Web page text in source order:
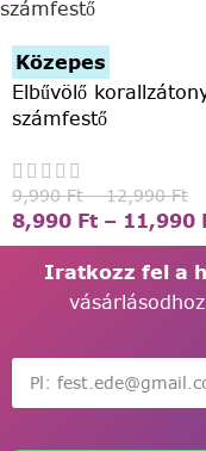
Közepes
Elbűvölő
számfestő
9,990Ft – 12,990Ft
8,990 Ft – 11,990
Iratkozz fel a